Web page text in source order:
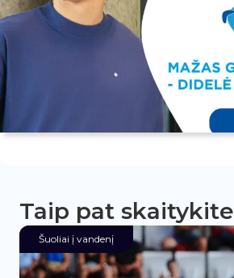
Taip pat skaitykite
Šuoliai į vandenį